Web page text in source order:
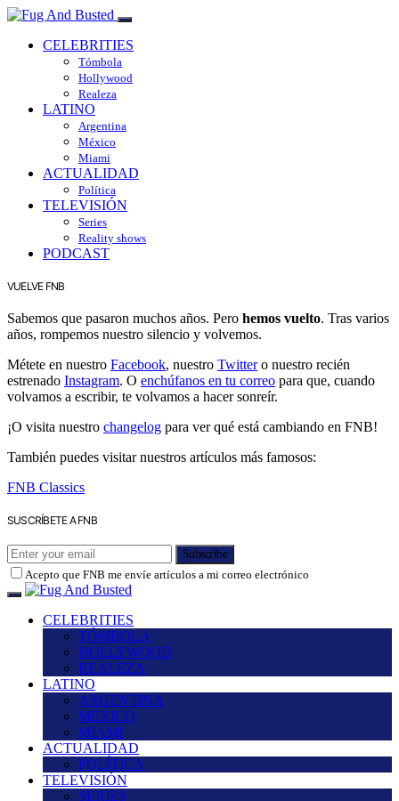
CELEBRITIES
Tómbola
Hollywood
Realeza
LATINO
Argentina
México
Miami
ACTUALIDAD
Política
TELEVISIÓN
Series
Reality shows
PODCAST
VUELVE FNB
Sabemos que pasaron muchos años. Pero hemos vuelto. Tras varios
años, rompemos nuestro silencio y volvemos.
Métete en nuestro Facebook, nuestro Twittero nuestro recién
estrenado Instagram. O enchúfanos en tu correo para que, cuando
volvamos a escribir, te volvamos a hacer sonreír.
¡O visita nuestro changelog para ver qué está cambiando en FNB!
También puedes visitar nuestros artículos más famosos:
FNB Classics
SUSCRÍBETE A FNB
Subscribe
Acepto que FNB me envíe artículos a mi correo electrónico
CELEBRITIES
TÓMBOLA
HOLLYWOOD
REALEZA
LATINO
ARGENTINA
MÉXICO
MIAMI
ACTUALIDAD
POLÍTICA
TELEVISIÓN
SERIES